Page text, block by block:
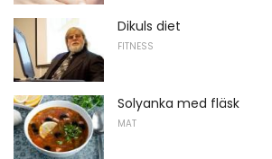
Dikuls diet
FITNESS
Solyanka med fläsk
MAT